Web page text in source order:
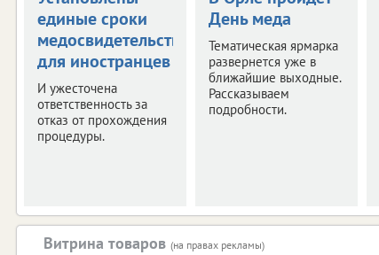
единые сроки
медосвидетельствования
для иностранцев
И ужесточена
ответственность за
отказ от прохождения
процедуры.
День меда
Тематическая ярмарка
развернется уже в
ближайшие выходные.
Рассказываем
подробности.
Витрина товаров (на правах рекламы)